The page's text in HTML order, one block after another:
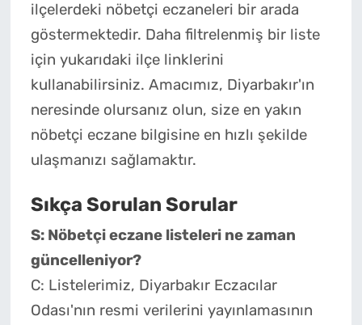
ilçelerdeki nöbetçi eczaneleri bir arada
göstermektedir. Daha filtrelenmiş bir liste
için yukarıdaki ilçe linklerini
kullanabilirsiniz. Amacımız, Diyarbakır'ın
neresinde olursanız olun, size en yakın
nöbetçi eczane bilgisine en hızlı şekilde
ulaşmanızı sağlamaktır.
Sıkça Sorulan Sorular
S: Nöbetçi eczane listeleri ne zaman
güncelleniyor?
C: Listelerimiz, Diyarbakır Eczacılar
Odası'nın resmi verilerini yayınlamasının